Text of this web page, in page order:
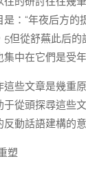
：“年夜后方
但從舒蕪此后
中在它們是受
些文章是幾重
從頭探尋這些
反動話語建構的
塑